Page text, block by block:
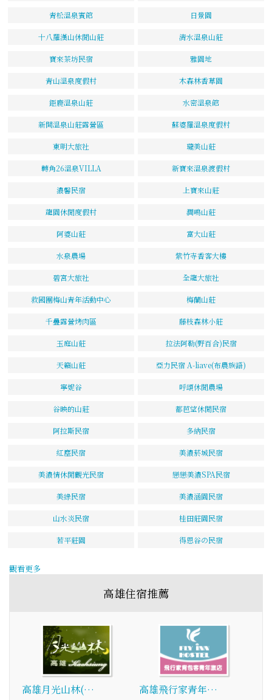
青松溫泉賓館 日景園
十八羅漢山休閒山莊 清水溫泉山莊
寶來茶坊民宿 雅園地
青山溫泉度假村 木森林香草園
鉅鹿溫泉山莊 水密溫泉館
新開溫泉山莊露營區 蘇婆羅溫泉度假村
東明大旅社 瓏美山莊
轉角26溫泉VILLA 新寶來溫泉渡假村
濃馨民宿 上寶來山莊
龍園休閒度假村 澗鳴山莊
阿婆山莊 富大山莊
水泉農場 紫竹寺香客大樓
碧宮大旅社 全龍大旅社
救國團梅山青年活動中心 梅蘭山莊
千疊露營烤肉區 藤枝森林小莊
玉庭山莊 拉法阿勒(野百合)民宿
天籟山莊 亞力民宿 A-liave(布農族語)
寧妮谷 呼頌休閒農場
谷映的山莊 都芭望休閒民宿
阿拉斯民宿 多納民宿
紅塵民宿 美濃菸城民宿
美濃情休閒觀光民宿 戀戀美濃SPA民宿
美綠民宿 美濃涵園民宿
山水炎民宿 桂田莊園民宿
若平莊園 得恩谷の民宿
觀看更多
高雄住宿推薦
高雄月光山林(… 高雄飛行家青年…